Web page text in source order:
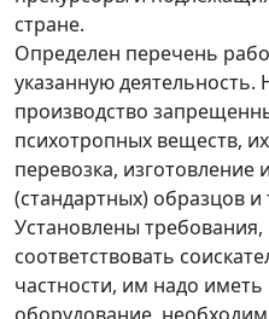
стране.
Определен перечень
указанную деятельность.
производство
психотропных веществ,
перевозка, изготовление
(стандартных) образцов и
Установлены
соответствовать
частности, им надо